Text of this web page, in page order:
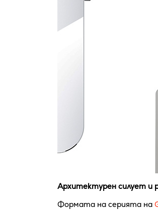
Архитектурен силует и
Формата на серията на